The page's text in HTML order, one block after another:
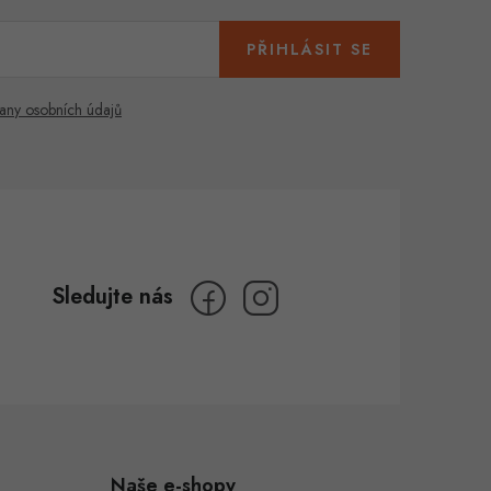
osobních údajů
PŘIHLÁSIT SE
Naše e-shopy